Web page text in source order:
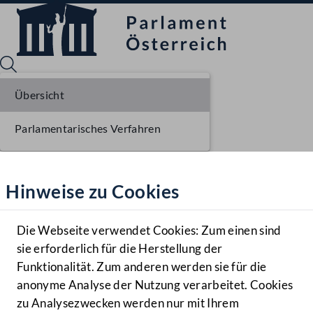
Hilfe
Benutzer
Navigationsmenü öffnen
MENÜ
Hinweise zu Cookies
Die Webseite verwendet Cookies: Zum einen sind
sie erforderlich für die Herstellung der
Funktionalität. Zum anderen werden sie für die
anonyme Analyse der Nutzung verarbeitet. Cookies
zu Analysezwecken werden nur mit Ihrem
Übersicht
Parlamentarisches Verfahren